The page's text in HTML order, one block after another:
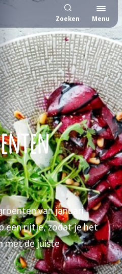
Zoeken Menu
van januari
een rijtje, zodat je het
met de juiste